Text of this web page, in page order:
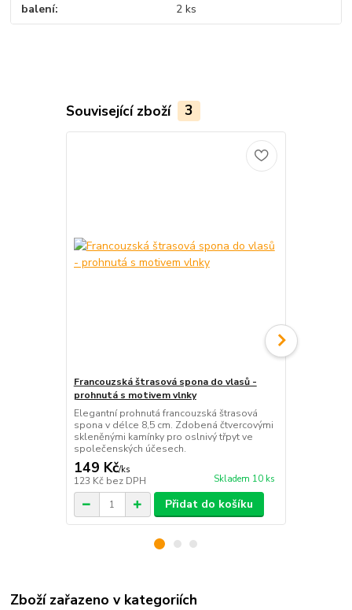
balení 2 ks
Související zboží 3
Francouzská štrasová spona do vlasů -
prohnutá s motivem vlnky
Elegantní prohnutá francouzská štrasová
spona v délce 8,5 cm. Zdobená čtvercovými
skleněnými kamínky pro oslnivý třpyt ve
společenských účesech.
149 Kč/ks
123 Kč bez DPH Skladem 10 ks
Přidat do košíku
Zboží zařazeno v kategoriích